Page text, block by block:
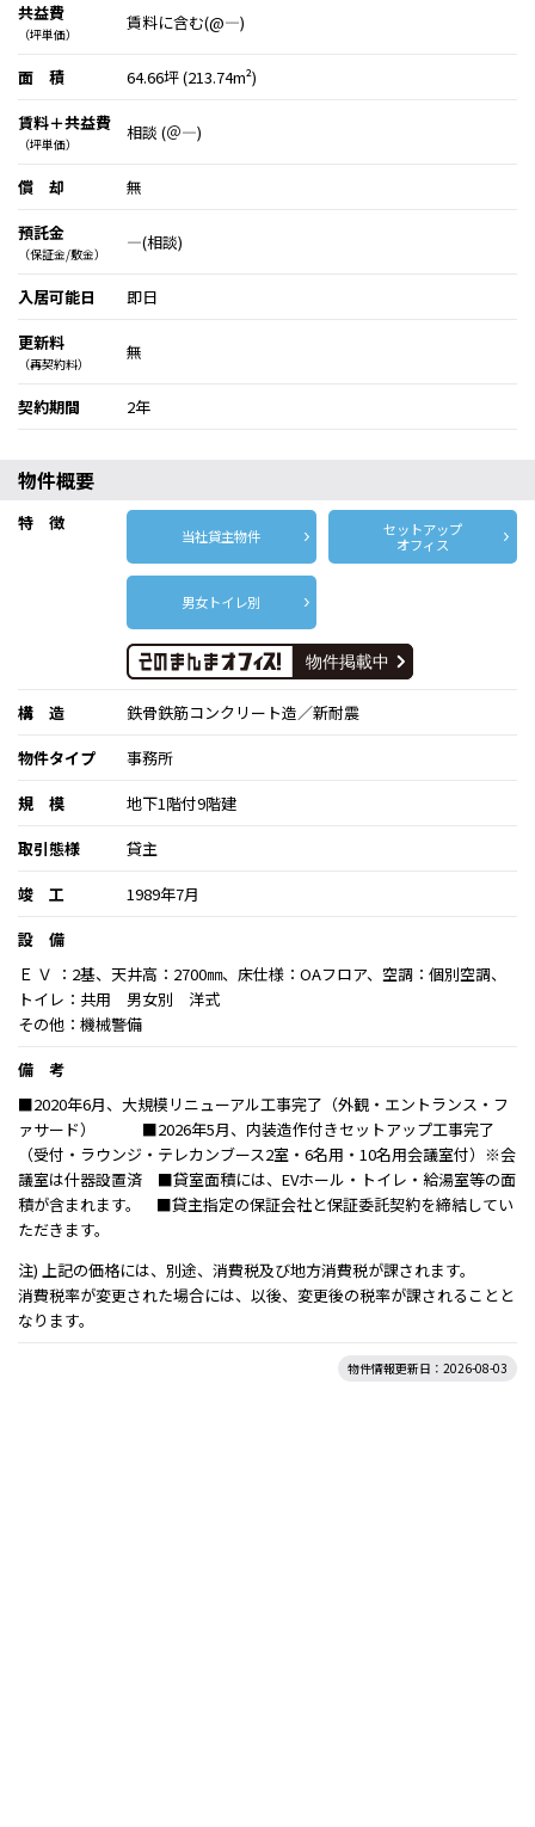
共益費
（坪単価）
賃料に含む(@―)
面 積
64.66坪 (213.74m²)
賃料＋共益費
（坪単価）
相談 (＠―)
償 却
無
預託金
（保証金/敷金）
―(相談)
入居可能日
即日
更新料
（再契約料）
無
契約期間 2年
物件概要
特 徴
当社貸主物件
セットアップ
オフィス
男女トイレ別
構 造
鉄骨鉄筋コンクリート造／新耐震
物件タイプ
事務所
規 模
地下1階付9階建
取引態様
貸主
竣 工
1989年7月
設 備
Ｅ Ｖ ：2基、天井高：2700㎜、床仕様：OAフロア、空調：個別空調、
トイレ：共用 男女別 洋式
その他：機械警備
備 考
■2020年6月、大規模リニューアル工事完了（外観・エントランス・フ
ァサード） ■2026年5月、内装造作付きセットアップ工事完了
（受付・ラウンジ・テレカンブース2室・6名用・10名用会議室付）※会
議室は什器設置済 ■貸室面積には、EVホール・トイレ・給湯室等の面
積が含まれます。 ■貸主指定の保証会社と保証委託契約を締結してい
ただきます。
注) 上記の価格には、別途、消費税及び地方消費税が課されます。
消費税率が変更された場合には、以後、変更後の税率が課されることと
なります。
物件情報更新日：2026-08-03